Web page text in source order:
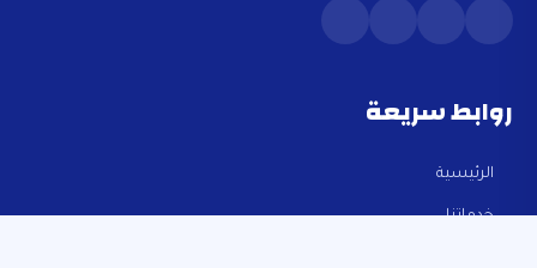
روابط سريعة
الرئيسية
خدماتنا